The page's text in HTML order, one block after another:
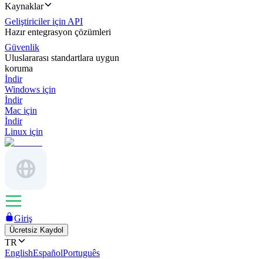
Kaynaklar
Geliştiriciler için API
Hazır entegrasyon çözümleri
Güvenlik
Uluslararası standartlara uygun
koruma
İndir
Windows için
İndir
Mac için
İndir
Linux için
Giriş
Ücretsiz Kaydol
TR
EnglishEspañolPortuguês